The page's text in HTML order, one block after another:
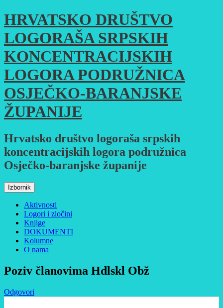
Skoči
do
sadržaja
HRVATSKO DRUŠTVO
LOGORAŠA SRPSKIH
KONCENTRACIJSKIH
LOGORA PODRUŽNICA
OSJEČKO-BARANJSKE
ŽUPANIJE
Hrvatsko društvo logoraša srpskih
koncentracijskih logora podružnica
Osječko-baranjske županije
Izbornik
Aktivnosti
Logori i zločini
Knjige
DOKUMENTI
Kolumne
O nama
Poziv članovima Hdlskl Obž
Odgovori